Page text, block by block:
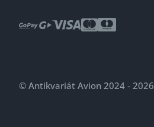
© Antikvariát Avion 2024 - 2026